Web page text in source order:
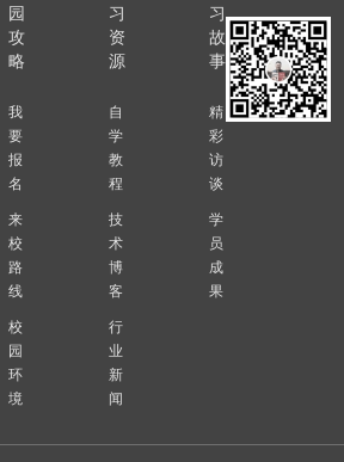
园
攻
略
我
要
报
名
来
校
路
线
校
园
环
境
习
资
源
自
学
教
程
技
术
博
客
行
业
新
闻
习
故
事
精
彩
访
谈
学
员
成
果